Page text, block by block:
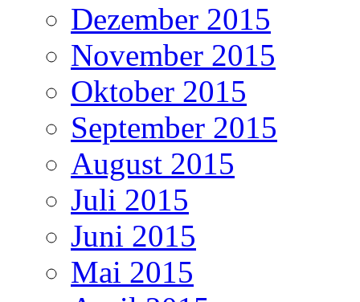
Dezember 2015
November 2015
Oktober 2015
September 2015
August 2015
Juli 2015
Juni 2015
Mai 2015